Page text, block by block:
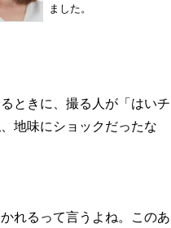
ました。
ときに、撮る人が「はいチ
地味にショックだったな
れるって言うよね。このあ